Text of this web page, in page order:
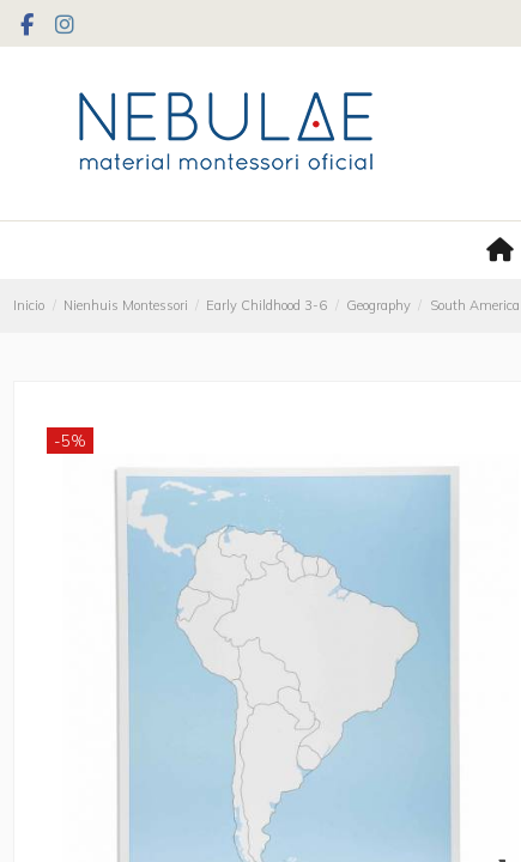
Inicio Nienhuis Montessori Early Childhood 3-6 Geography South
-5%